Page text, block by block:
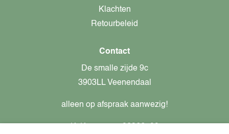
Klachten
Retourbeleid
Contact
De smalle zijde 9c
3903LL Veenendaal
alleen op afspraak aanwezig!